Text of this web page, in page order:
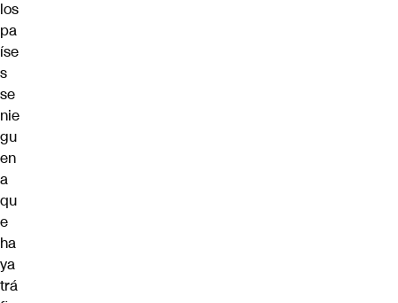
los
pa
íse
s
se
nie
gu
en
a
qu
e
ha
ya
trá